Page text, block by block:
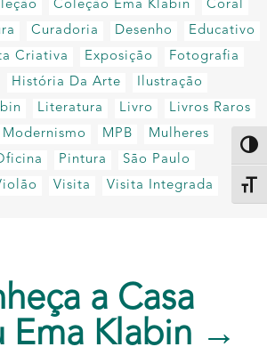
Coleção Ema Klabin
Coral
Curadoria Desenho
Educativo
Criativa Exposição
Fotografia
História Da Arte
Ilustração
Literatura Livro
Livros Raros
Modernismo MPB
Mulheres
Pintura
São Paulo
Visita Visita Integrada
a Casa
Ema Klabin →